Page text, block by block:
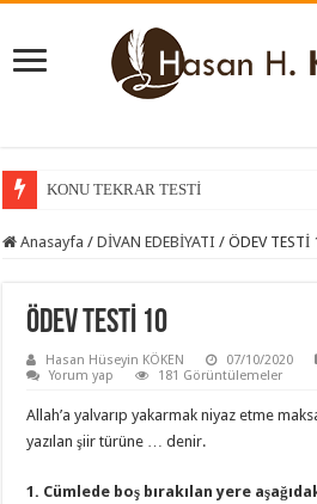
KONU TEKRAR TESTİ
KONU KAVRAMA TESTİ
Anasayfa / DİVAN EDEBİYATI / ÖDEV TESTİ
ÖDEV TESTİ 10
Hasan Hüseyin KÖKEN 07/10/2020
Yorum yap
181 Görüntülemeler
Allah’a yalvarıp yakarmak niyaz etme
yazılan şiir türüne … denir.
1. Cümlede boş bırakılan yere